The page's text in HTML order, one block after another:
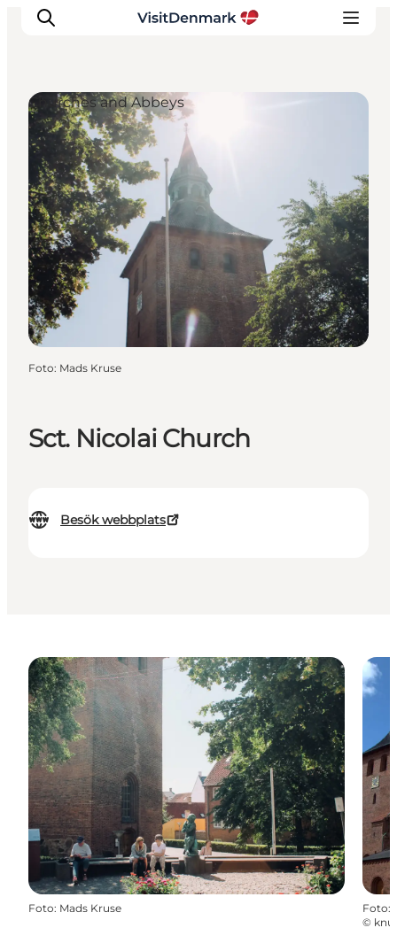
Inspiration
Resmål
Aktiviteter
Övernatta
Planera resan
Sct. Nicolai Church
Besök webbplats
Churches and Abbeys
Foto: Mads Kruse
Foto: Mads Kruse Foto:
©